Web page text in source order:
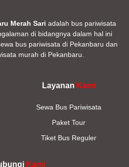
Merah Sari adalah bus pariwisata
di bidangnya dalam hal ini
bus pariwisata di Pekanbaru dan
murah di Pekanbaru.
Layanan Kami
Sewa Bus Pariwisata
Paket Tour
Tiket Bus Reguler
Kami